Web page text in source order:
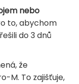
nebo
to, abychom
do 3 dnů
že
M. To zajišťuje,